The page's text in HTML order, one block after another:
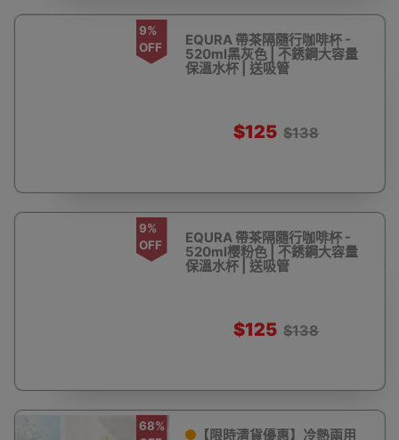
9%
OFF
EQURA 帶茶隔隨行咖啡杯 -
520ml黑灰色 | 不銹鋼大容量
保溫水杯 | 送吸管
$125 $138
9%
OFF
EQURA 帶茶隔隨行咖啡杯 -
520ml樱粉色 | 不銹鋼大容量
保溫水杯 | 送吸管
$125 $138
68%
【限時清貨優惠】冷熱兩用